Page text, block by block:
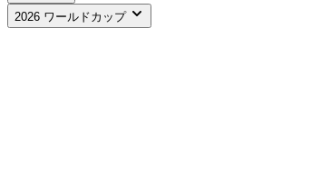
2026 ワールドカップ